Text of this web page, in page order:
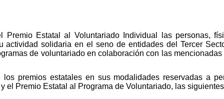
Estatal al Voluntariado Individual las personas,
actividad solidaria en el seno de entidades del Tercer
de voluntariado en colaboración con las
premios estatales en sus modalidades reservadas a
el Premio Estatal al Programa de Voluntariado, las